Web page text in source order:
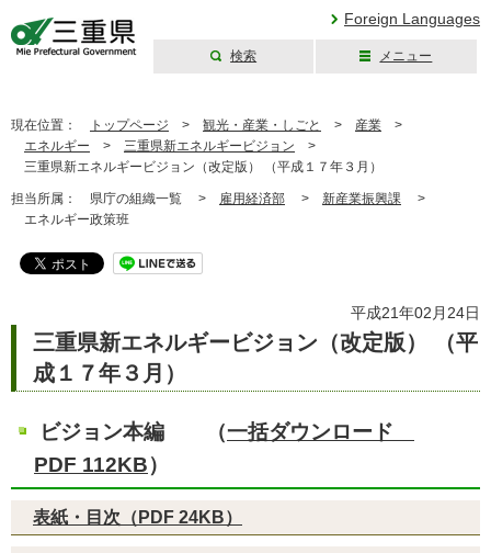
Foreign Languages
検索 メニュー
現在位置： トップページ > 観光・産業・しごと > 産業 >
エネルギー > 三重県新エネルギービジョン >
三重県新エネルギービジョン（改定版） （平成１７年３月）
担当所属： 県庁の組織一覧 > 雇用経済部 > 新産業振興課 >
エネルギー政策班
平成21年02月24日
三重県新エネルギービジョン（改定版） （平
成１７年３月）
ビジョン本編 （一括ダウンロード
PDF 112KB）
表紙・目次（PDF 24KB）